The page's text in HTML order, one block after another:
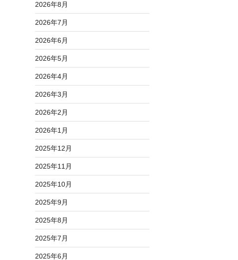
2026年8月
2026年7月
2026年6月
2026年5月
2026年4月
2026年3月
2026年2月
2026年1月
2025年12月
2025年11月
2025年10月
2025年9月
2025年8月
2025年7月
2025年6月